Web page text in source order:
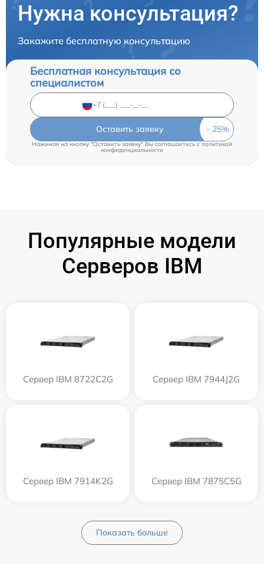
Нужна консультация?
Закажите бесплатную консультацию
Бесплатная консультация со
специалистом
Оставить заявку
Нажимая на кнопку "Оставить заявку" Вы соглашаетесь cполитикой
конфиденциальности
Популярные модели
Серверов IBM
Сервер IBM 8722C2G Сервер IBM 7944J2G
Сервер IBM 7914K2G Сервер IBM 7875C5G
Показать больше